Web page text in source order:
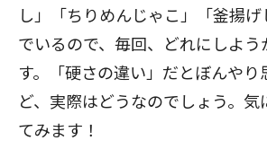
し」「ちりめんじゃこ」「釜揚
でいるので、毎回、どれにしよう
す。「硬さの違い」だとぼんやり
ど、実際はどうなのでしょう。
てみます！